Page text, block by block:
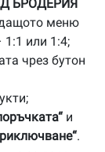
БРОДЕРИЯ
меню
1:1 или 1:4;
чрез бутон
и
.